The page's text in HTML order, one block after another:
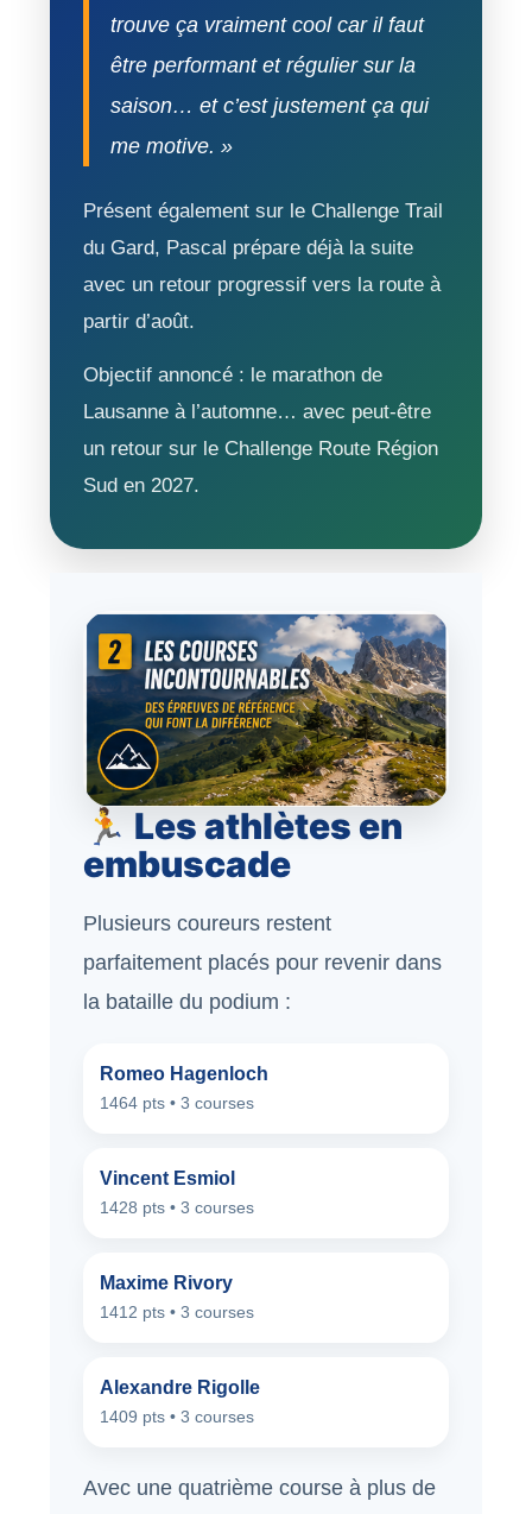
trouve ça vraiment cool car il faut
être performant et régulier sur la
saison… et c’est justement ça qui
me motive. »
Présent également sur le Challenge Trail
du Gard, Pascal prépare déjà la suite
avec un retour progressif vers la route à
partir d’août.
Objectif annoncé : le marathon de
Lausanne à l’automne… avec peut-être
un retour sur le Challenge Route Région
Sud en 2027.
🏃 Les athlètes en
embuscade
Plusieurs coureurs restent
parfaitement placés pour revenir dans
la bataille du podium :
Romeo Hagenloch
1464 pts • 3 courses
Vincent Esmiol
1428 pts • 3 courses
Maxime Rivory
1412 pts • 3 courses
Alexandre Rigolle
1409 pts • 3 courses
Avec une quatrième course à plus de